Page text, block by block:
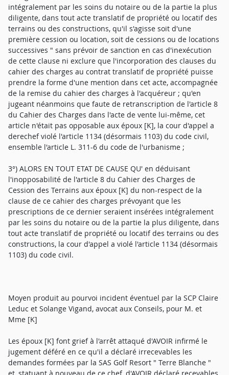
intégralement par les soins du notaire ou de la partie la plus
diligente, dans tout acte translatif de propriété ou locatif des
terrains ou des constructions, qu'il s'agisse soit d'une
première cession ou location, soit de cessions ou de locations
successives " sans prévoir de sanction en cas d'inexécution
de cette clause ni exclure que l'incorporation des clauses du
cahier des charges au contrat translatif de propriété puisse
prendre la forme d'une mention dans cet acte, accompagnée
de la remise du cahier des charges à l'acquéreur ; qu'en
jugeant néanmoins que faute de retranscription de l'article 8
du Cahier des Charges dans l'acte de vente lui-même, cet
article n'était pas opposable aux époux [K], la cour d'appel a
derechef violé l'article 1134 (désormais 1103) du code civil,
ensemble l'article L. 311-6 du code de l'urbanisme ;
3°) ALORS EN TOUT ETAT DE CAUSE QU' en déduisant
l'inopposabilité de l'article 8 du Cahier des Charges de
Cession des Terrains aux époux [K] du non-respect de la
clause de ce cahier des charges prévoyant que les
prescriptions de ce dernier seraient insérées intégralement
par les soins du notaire ou de la partie la plus diligente, dans
tout acte translatif de propriété ou locatif des terrains ou des
constructions, la cour d'appel a violé l'article 1134 (désormais
1103) du code civil.
Moyen produit au pourvoi incident éventuel par la SCP Claire
Leduc et Solange Vigand, avocat aux Conseils, pour M. et
Mme [K]
Les époux [K] font grief à l'arrêt attaqué d'AVOIR infirmé le
jugement déféré en ce qu'il a déclaré irrecevables les
demandes formées par la SAS Golf Resort " Terre Blanche "